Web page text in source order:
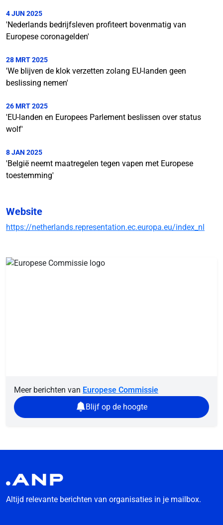
4 JUN 2025
'Nederlands bedrijfsleven profiteert bovenmatig van
Europese coronagelden'
28 MRT 2025
'We blijven de klok verzetten zolang EU-landen geen
beslissing nemen'
26 MRT 2025
'EU-landen en Europees Parlement beslissen over status
wolf'
8 JAN 2025
'België neemt maatregelen tegen vapen met Europese
toestemming'
Website
https://netherlands.representation.ec.europa.eu/index_nl
Meer berichten van Europese Commissie
Blijf op de hoogte
Altijd relevante berichten van organisaties in je mailbox.